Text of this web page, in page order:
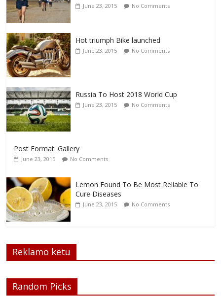
June 23, 2015 No Comments
Hot triumph Bike launched
June 23, 2015 No Comments
Russia To Host 2018 World Cup
June 23, 2015 No Comments
Post Format: Gallery
June 23, 2015 No Comments
Lemon Found To Be Most Reliable To
Cure Diseases
June 23, 2015 No Comments
Reklamo këtu
Random Picks